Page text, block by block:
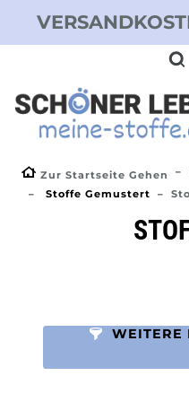
Zur Startseite Gehen
Stoffe Gemustert
WEITERE